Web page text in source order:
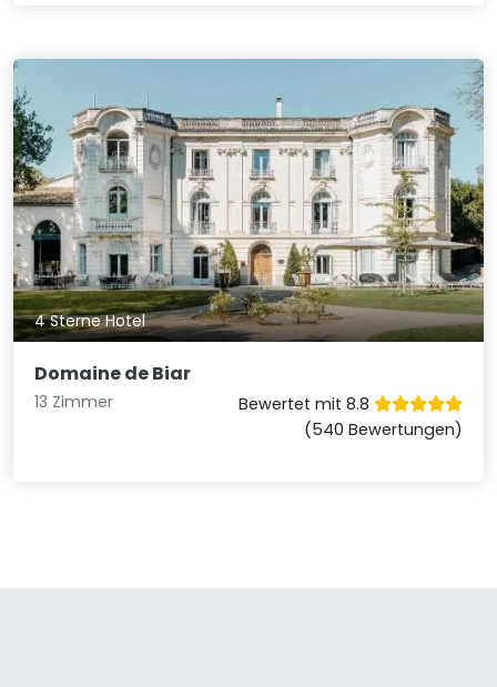
4 Sterne Hotel
Domaine de Biar
13 Zimmer
Bewertet mit 8.8
(540 Bewertungen)